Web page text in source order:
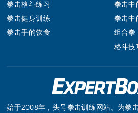
拳击格斗练习
拳击健身训练
拳击手的饮食
拳击中
拳击中
组合拳
格斗技
始于2008年，头号拳击训练网站。为拳